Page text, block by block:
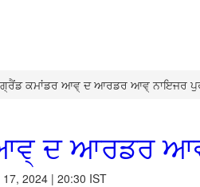
ਗ੍ਰੈਂਡ ਕਮਾਂਡਰ ਆਵ੍ ਦ ਆਰਡਰ ਆਵ੍ ਨਾਇਜਰ
ਦ ਆਰਡਰ ਆਵ੍
2024 | 20:30 IST